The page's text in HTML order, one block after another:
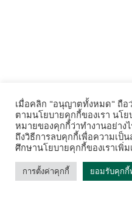
เมื่อคลิก "อนุญาตทั้งหมด" ถือ
ตามนโยบายคุกกี้ของเรา นโ
หมายของคุกกี้ว่าทำงานอย่าง
ถึงวิธีการลบคุกกี้เพื่อความเป็
ศึกษานโยบายคุกกี้ของเราเพิ่
การตั้งค่าคุกกี้ ยอมรับคุก